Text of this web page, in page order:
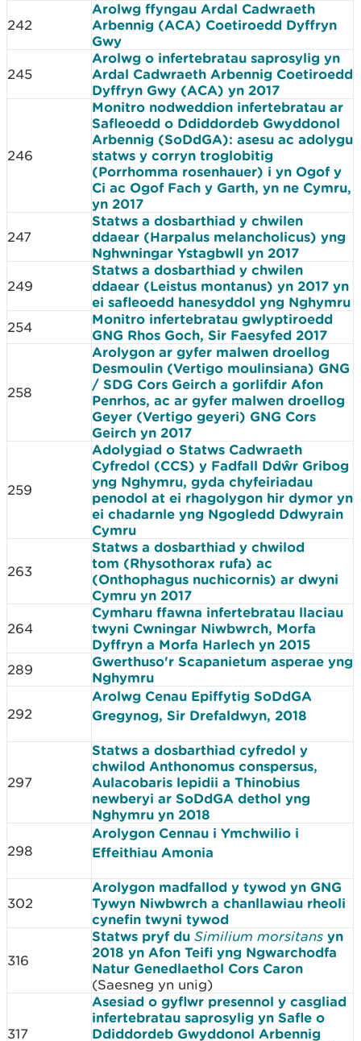
242
Arolwg ffyngau Ardal Cadwraeth
Arbennig (ACA) Coetiroedd Dyffryn
Gwy
245
Arolwg o infertebratau saprosylig yn
Ardal Cadwraeth Arbennig Coetiroedd
Dyffryn Gwy (ACA) yn 2017
246
Monitro nodweddion infertebratau ar
Safleoedd o Ddiddordeb Gwyddonol
Arbennig (SoDdGA): asesu ac adolygu
statws y corryn troglobitig
(Porrhomma rosenhauer) i yn Ogof y
Ci ac Ogof Fach y Garth, yn ne Cymru,
yn 2017
247
Statws a dosbarthiad y chwilen
ddaear (Harpalus melancholicus) yng
Nghwningar Ystagbwll yn 2017
249
Statws a dosbarthiad y chwilen
ddaear (Leistus montanus) yn 2017 yn
ei safleoedd hanesyddol yng Nghymru
254
Monitro infertebratau gwlyptiroedd
GNG Rhos Goch, Sir Faesyfed 2017
258
Arolygon ar gyfer malwen droellog
Desmoulin (Vertigo moulinsiana) GNG
/ SDG Cors Geirch a gorlifdir Afon
Penrhos, ac ar gyfer malwen droellog
Geyer (Vertigo geyeri) GNG Cors
Geirch yn 2017
259
Adolygiad o Statws Cadwraeth
Cyfredol (CCS) y Fadfall Ddŵr Gribog
yng Nghymru, gyda chyfeiriadau
penodol at ei rhagolygon hir dymor yn
ei chadarnle yng Ngogledd Ddwyrain
Cymru
263
Statws a dosbarthiad y chwilod
tom (Rhysothorax rufa) ac
(Onthophagus nuchicornis) ar dwyni
Cymru yn 2017
264
Cymharu ffawna infertebratau llaciau
twyni Cwningar Niwbwrch, Morfa
Dyffryn a Morfa Harlech yn 2015
289
Gwerthuso'r Scapanietum asperae yng
Nghymru
292
Arolwg Cenau Epiffytig SoDdGA
Gregynog, Sir Drefaldwyn, 2018
297
Statws a dosbarthiad cyfredol y
chwilod Anthonomus conspersus,
Aulacobaris lepidii a Thinobius
newberyi ar SoDdGA dethol yng
Nghymru yn 2018
298
Arolygon Cennau i Ymchwilio i
Effeithiau Amonia
302
Arolygon madfallod y tywod yn GNG
Tywyn Niwbwrch a chanllawiau rheoli
cynefin twyni tywod
316
Statws pryf du Similium morsitans yn
2018 yn Afon Teifi yng Ngwarchodfa
Natur Genedlaethol Cors Caron
(Saesneg yn unig)
317
Asesiad o gyflwr presennol y casgliad
infertebratau saprosylig yn Safle o
Ddiddordeb Gwyddonol Arbennig